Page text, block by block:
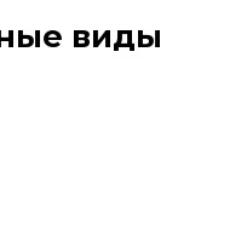
виды